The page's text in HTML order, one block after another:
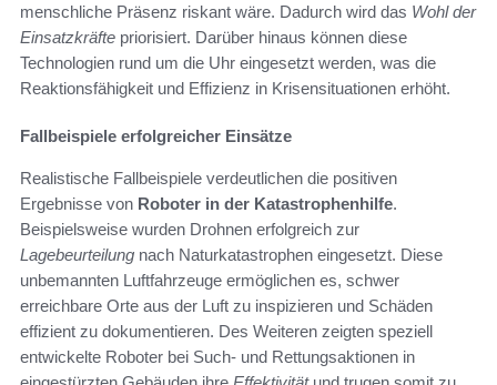
menschliche Präsenz riskant wäre. Dadurch wird das Wohl der
Einsatzkräfte priorisiert. Darüber hinaus können diese
Technologien rund um die Uhr eingesetzt werden, was die
Reaktionsfähigkeit und Effizienz in Krisensituationen erhöht.
Fallbeispiele erfolgreicher Einsätze
Realistische Fallbeispiele verdeutlichen die positiven
Ergebnisse von Roboter in der Katastrophenhilfe.
Beispielsweise wurden Drohnen erfolgreich zur
Lagebeurteilung nach Naturkatastrophen eingesetzt. Diese
unbemannten Luftfahrzeuge ermöglichen es, schwer
erreichbare Orte aus der Luft zu inspizieren und Schäden
effizient zu dokumentieren. Des Weiteren zeigten speziell
entwickelte Roboter bei Such- und Rettungsaktionen in